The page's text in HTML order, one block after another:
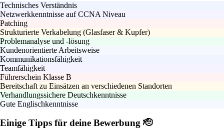
Technisches Verständnis
Netzwerkkenntnisse auf CCNA Niveau
Patching
Strukturierte Verkabelung (Glasfaser & Kupfer)
Problemanalyse und -lösung
Kundenorientierte Arbeitsweise
Kommunikationsfähigkeit
Teamfähigkeit
Führerschein Klasse B
Bereitschaft zu Einsätzen an verschiedenen Standorten
Verhandlungssichere Deutschkenntnisse
Gute Englischkenntnisse
Einige Tipps für deine Bewerbung 🫡